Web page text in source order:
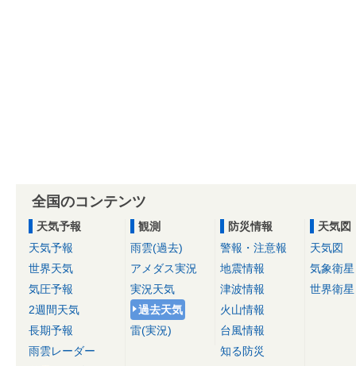
全国のコンテンツ
天気予報
天気予報
世界天気
気圧予報
2週間天気
長期予報
雨雲レーダー
観測
雨雲(過去)
アメダス実況
実況天気
過去天気
雷(実況)
防災情報
警報・注意報
地震情報
津波情報
火山情報
台風情報
知る防災
天気図
天気図
気象衛星
世界衛星